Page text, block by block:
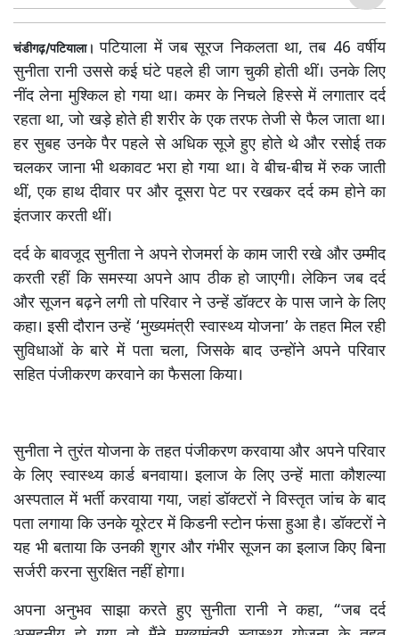
चंडीगढ़/पटियाला। पटियाला में जब सूरज निकलता था, तब 46 वर्षीय
सुनीता रानी उससे कई घंटे पहले ही जाग चुकी होती थीं। उनके लिए
नींद लेना मुश्किल हो गया था। कमर के निचले हिस्से में लगातार दर्द
रहता था, जो खड़े होते ही शरीर के एक तरफ तेजी से फैल जाता था।
हर सुबह उनके पैर पहले से अधिक सूजे हुए होते थे और रसोई तक
चलकर जाना भी थकावट भरा हो गया था। वे बीच-बीच में रुक जाती
थीं, एक हाथ दीवार पर और दूसरा पेट पर रखकर दर्द कम होने का
इंतजार करती थीं।
दर्द के बावजूद सुनीता ने अपने रोजमर्रा के काम जारी रखे और उम्मीद
करती रहीं कि समस्या अपने आप ठीक हो जाएगी। लेकिन जब दर्द
और सूजन बढ़ने लगी तो परिवार ने उन्हें डॉक्टर के पास जाने के लिए
कहा। इसी दौरान उन्हें ‘मुख्यमंत्री स्वास्थ्य योजना’ के तहत मिल रही
सुविधाओं के बारे में पता चला, जिसके बाद उन्होंने अपने परिवार
सहित पंजीकरण करवाने का फैसला किया।
सुनीता ने तुरंत योजना के तहत पंजीकरण करवाया और अपने परिवार
के लिए स्वास्थ्य कार्ड बनवाया। इलाज के लिए उन्हें माता कौशल्या
अस्पताल में भर्ती करवाया गया, जहां डॉक्टरों ने विस्तृत जांच के बाद
पता लगाया कि उनके यूरेटर में किडनी स्टोन फंसा हुआ है। डॉक्टरों ने
यह भी बताया कि उनकी शुगर और गंभीर सूजन का इलाज किए बिना
सर्जरी करना सुरक्षित नहीं होगा।
अपना अनुभव साझा करते हुए सुनीता रानी ने कहा, “जब दर्द